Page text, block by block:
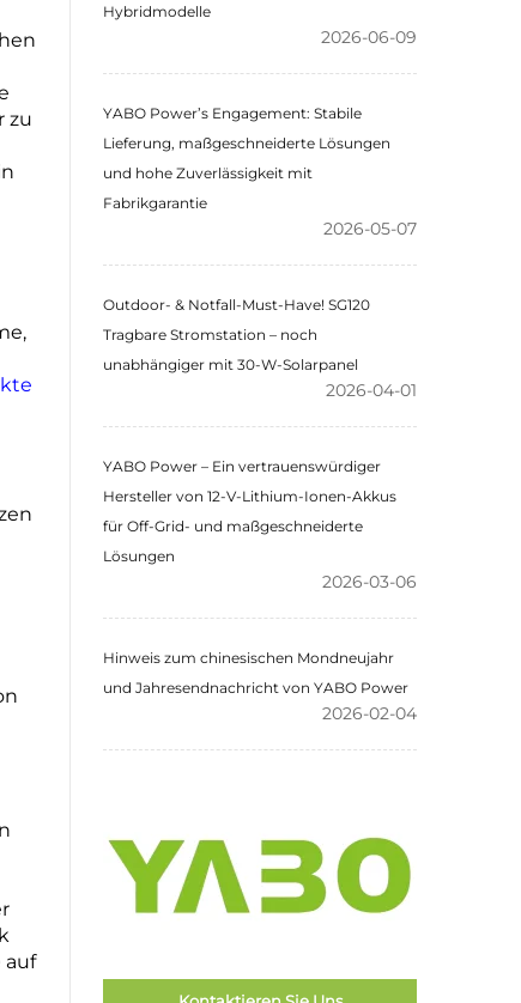
zu
auf
Hybridmodelle
2026-06-09
YABO Power’s Engagement: Stabile
Lieferung, maßgeschneiderte Lösungen
und hohe Zuverlässigkeit mit
Fabrikgarantie
2026-05-07
Outdoor- & Notfall-Must-Have! SG120
Tragbare Stromstation – noch
unabhängiger mit 30-W-Solarpanel
2026-04-01
YABO Power – Ein vertrauenswürdiger
Hersteller von 12-V-Lithium-Ionen-Akkus
für Off-Grid- und maßgeschneiderte
Lösungen
2026-03-06
Hinweis zum chinesischen Mondneujahr
und Jahresendnachricht von YABO Power
2026-02-04